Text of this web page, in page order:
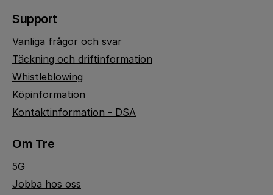
Support
Vanliga frågor och svar
Täckning och driftinformation
Whistleblowing
Köpinformation
Kontaktinformation - DSA
Om Tre
5G
Jobba hos oss